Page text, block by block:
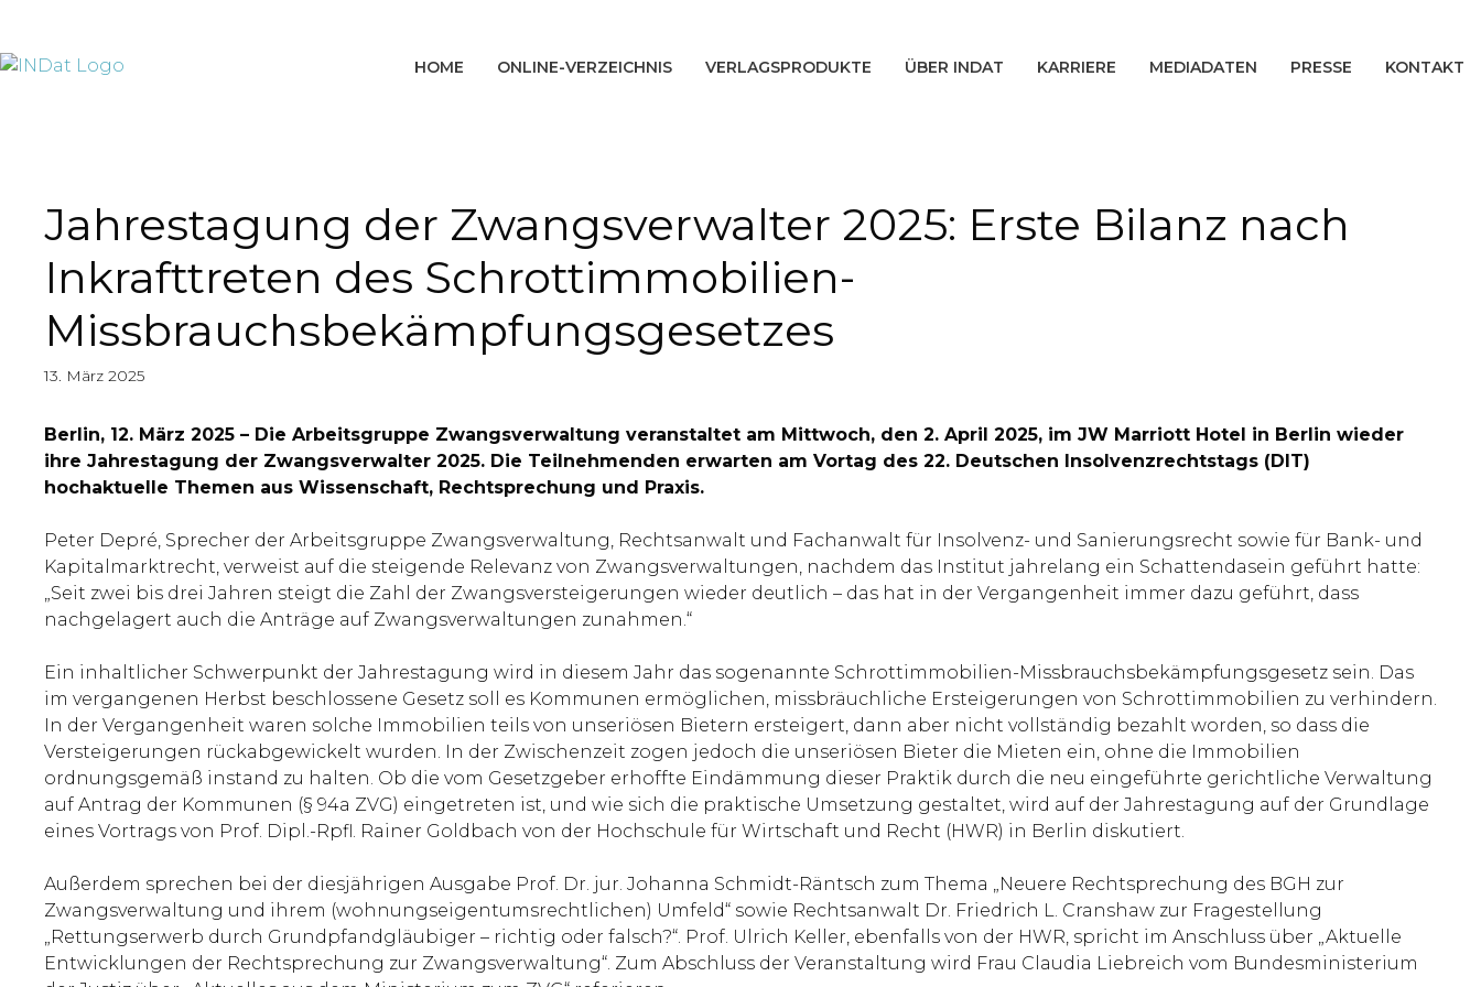
HOME ONLINE-VERZEICHNIS VERLAGSPRODUKTE ÜBER INDAT KARRIERE MEDIADATEN PRESSE KONTAKT
Jahrestagung der Zwangsverwalter 2025: Erste Bilanz nach
Inkrafttreten des Schrottimmobilien-
Missbrauchsbekämpfungsgesetzes
13. März 2025
Berlin, 12. März 2025 – Die Arbeitsgruppe Zwangsverwaltung veranstaltet am Mittwoch, den 2. April 2025, im JW Marriott Hotel in Berlin wieder
ihre Jahrestagung der Zwangsverwalter 2025. Die Teilnehmenden erwarten am Vortag des 22. Deutschen Insolvenzrechtstags (DIT)
hochaktuelle Themen aus Wissenschaft, Rechtsprechung und Praxis.
Peter Depré, Sprecher der Arbeitsgruppe Zwangsverwaltung, Rechtsanwalt und Fachanwalt für Insolvenz- und Sanierungsrecht sowie für Bank- und
Kapitalmarktrecht, verweist auf die steigende Relevanz von Zwangsverwaltungen, nachdem das Institut jahrelang ein Schattendasein geführt hatte:
„Seit zwei bis drei Jahren steigt die Zahl der Zwangsversteigerungen wieder deutlich – das hat in der Vergangenheit immer dazu geführt, dass
nachgelagert auch die Anträge auf Zwangsverwaltungen zunahmen.“
Ein inhaltlicher Schwerpunkt der Jahrestagung wird in diesem Jahr das sogenannte Schrottimmobilien-Missbrauchsbekämpfungsgesetz sein. Das
im vergangenen Herbst beschlossene Gesetz soll es Kommunen ermöglichen, missbräuchliche Ersteigerungen von Schrottimmobilien zu verhindern.
In der Vergangenheit waren solche Immobilien teils von unseriösen Bietern ersteigert, dann aber nicht vollständig bezahlt worden, so dass die
Versteigerungen rückabgewickelt wurden. In der Zwischenzeit zogen jedoch die unseriösen Bieter die Mieten ein, ohne die Immobilien
ordnungsgemäß instand zu halten. Ob die vom Gesetzgeber erhoffte Eindämmung dieser Praktik durch die neu eingeführte gerichtliche Verwaltung
auf Antrag der Kommunen (§ 94a ZVG) eingetreten ist, und wie sich die praktische Umsetzung gestaltet, wird auf der Jahrestagung auf der Grundlage
eines Vortrags von Prof. Dipl.-Rpfl. Rainer Goldbach von der Hochschule für Wirtschaft und Recht (HWR) in Berlin diskutiert.
Außerdem sprechen bei der diesjährigen Ausgabe Prof. Dr. jur. Johanna Schmidt-Räntsch zum Thema „Neuere Rechtsprechung des BGH zur
Zwangsverwaltung und ihrem (wohnungseigentumsrechtlichen) Umfeld“ sowie Rechtsanwalt Dr. Friedrich L. Cranshaw zur Fragestellung
„Rettungserwerb durch Grundpfandgläubiger – richtig oder falsch?“. Prof. Ulrich Keller, ebenfalls von der HWR, spricht im Anschluss über „Aktuelle
Entwicklungen der Rechtsprechung zur Zwangsverwaltung“. Zum Abschluss der Veranstaltung wird Frau Claudia Liebreich vom Bundesministerium